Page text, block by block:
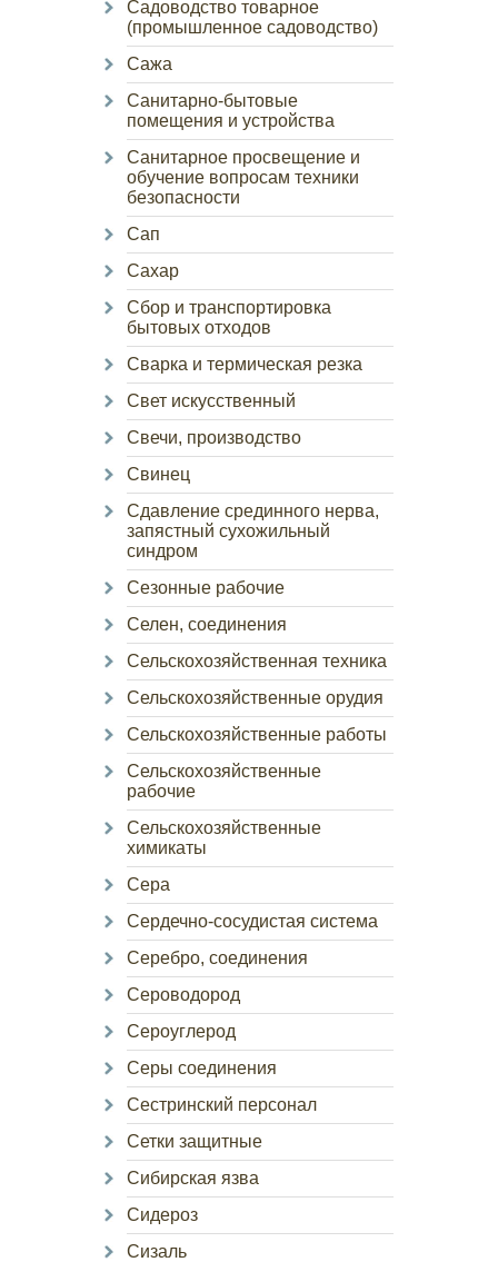
Садоводство товарное
(промышленное садоводство)
Сажа
Санитарно-бытовые
помещения и устройства
Санитарное просвещение и
обучение вопросам техники
безопасности
Сап
Сахар
Сбор и транспортировка
бытовых отходов
Сварка и термическая резка
Свет искусственный
Свечи, производство
Свинец
Сдавление срединного нерва,
запястный сухожильный
синдром
Сезонные рабочие
Селен, соединения
Сельскохозяйственная техника
Сельскохозяйственные орудия
Сельскохозяйственные работы
Сельскохозяйственные
рабочие
Сельскохозяйственные
химикаты
Сера
Сердечно-сосудистая система
Серебро, соединения
Сероводород
Сероуглерод
Серы соединения
Сестринский персонал
Сетки защитные
Сибирская язва
Сидероз
Сизаль